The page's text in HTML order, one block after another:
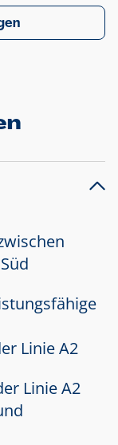
Linie A2
Linie A2